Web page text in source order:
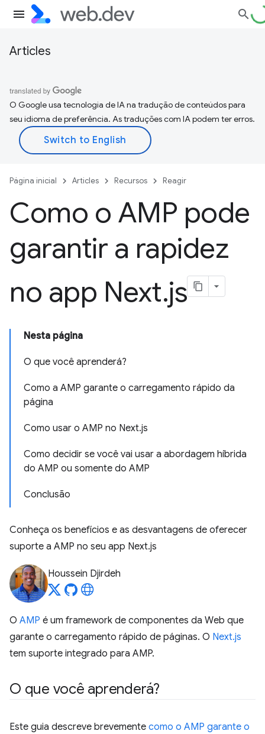
Articles
O Google usa tecnologia de IA na tradução de conteúdos para
seu idioma de preferência. As traduções com IA podem ter erros.
Página inicial Articles Recursos Reagir
Como o AMP pode
garantir a rapidez
no app Next.js
Nesta página
O que você aprenderá?
Como a AMP garante o carregamento rápido da
página
Como usar o AMP no Next.js
Como decidir se você vai usar a abordagem híbrida
do AMP ou somente do AMP
Conclusão
Conheça os benefícios e as desvantagens de oferecer
suporte a AMP no seu app Next.js
Houssein Djirdeh
O AMP é um framework de componentes da Web que
garante o carregamento rápido de páginas. O Next.js
tem suporte integrado para AMP.
O que você aprenderá?
Este guia descreve brevemente como o AMP garante o